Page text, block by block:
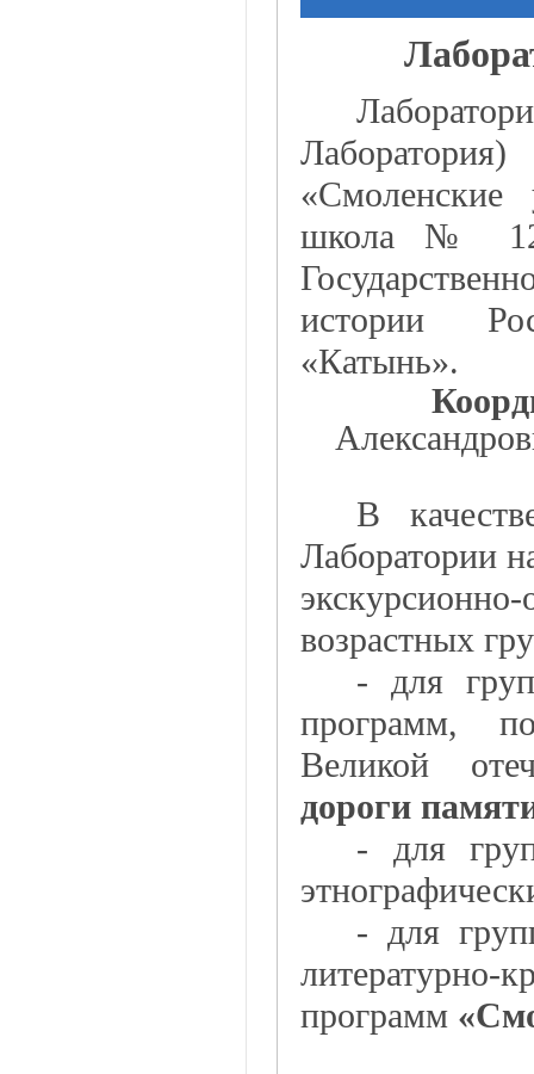
школа №
истории
«Катынь».
В
Лаборатории
возрастных
- для
программ,
Великой
дороги
- для
- для
программ